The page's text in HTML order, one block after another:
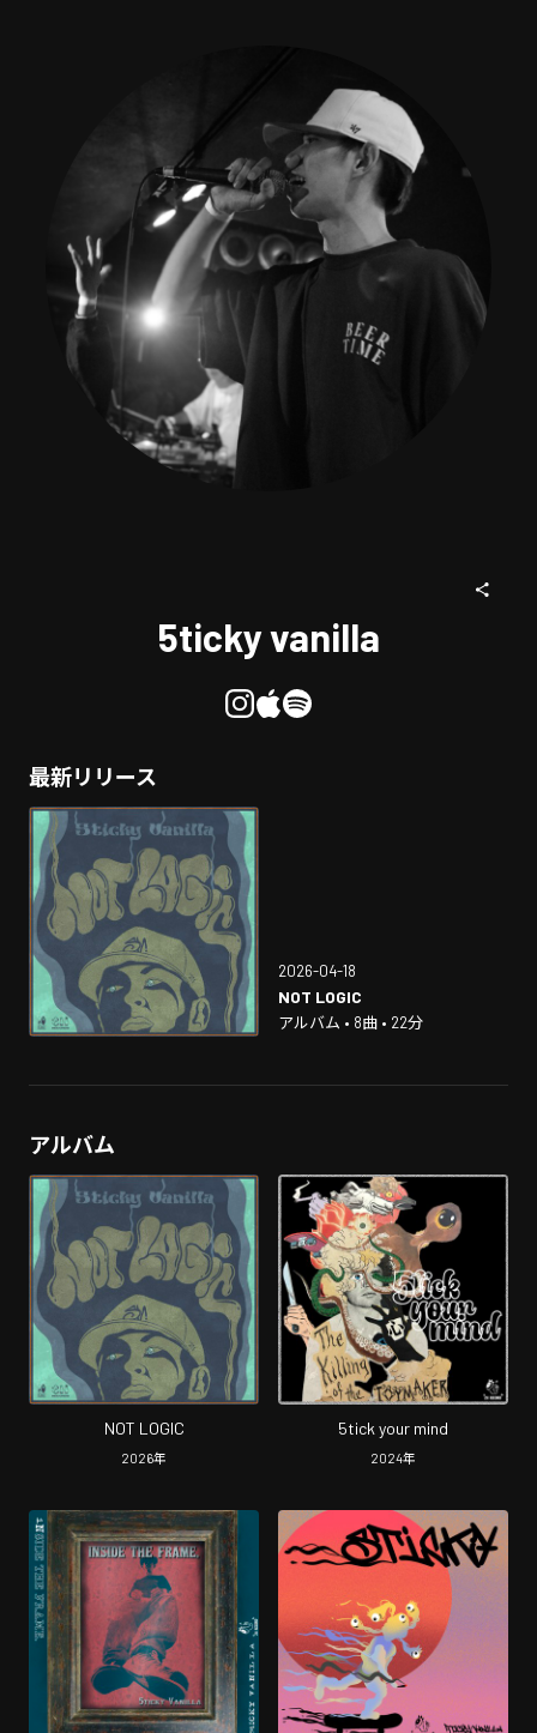
5ticky vanilla
最新リリース
2026-04-18
NOT LOGIC
アルバム • 8曲 • 22分
アルバム
NOT LOGIC
2026年
5tick your mind
2024年